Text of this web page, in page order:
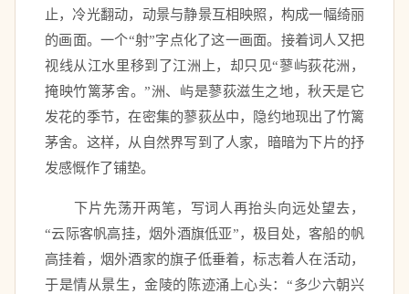
止，冷光翻动，动景与静景互相映照，构成一幅绮丽
的画面。一个“射”字点化了这一画面。接着词人又把
视线从江水里移到了江洲上，却只见“蓼屿荻花洲，
掩映竹篱茅舍。”洲、屿是蓼荻滋生之地，秋天是它
发花的季节，在密集的蓼荻丛中，隐约地现出了竹篱
茅舍。这样，从自然界写到了人家，暗暗为下片的抒
发感慨作了铺垫。
下片先荡开两笔，写词人再抬头向远处望去，
“云际客帆高挂，烟外酒旗低亚”，极目处，客船的帆
高挂着，烟外酒家的旗子低垂着，标志着人在活动，
于是情从景生，金陵的陈迹涌上心头：“多少六朝兴